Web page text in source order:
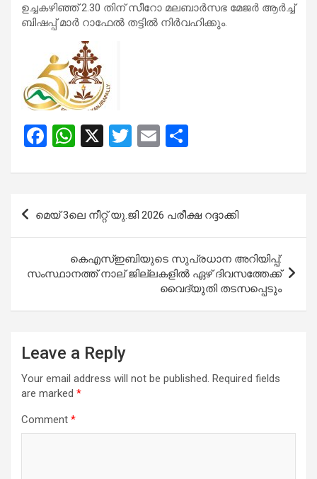
ഉച്ചകഴിഞ്ഞ് 2.30 തിന് സീറോ മലബാര്‍സഭ മേജര്‍ ആര്‍ച്ച്
ബിഷപ്പ് മാര്‍ റാഫേല്‍ തട്ടില്‍ നിര്‍വഹിക്കും.
F
ce
o
k
W
at
A
p
p
X
T
tt
er
E
ail ar
Post
മെയ് 3ലെ നീറ്റ് യു.ജി 2026 പരീക്ഷ റദ്ദാക്കി
കെഎസ്ഇബിയുടെ സുപ്രധാന അറിയിപ്പ്:
സംസ്ഥാനത്ത് നാല് ജില്ലകളിൽ ഏഴ് ദിവസത്തേക്ക്
വൈദ്യുതി തടസപ്പെടും
Leave a Reply
Your email address will not be published. Required fields
are marked *
Comment *